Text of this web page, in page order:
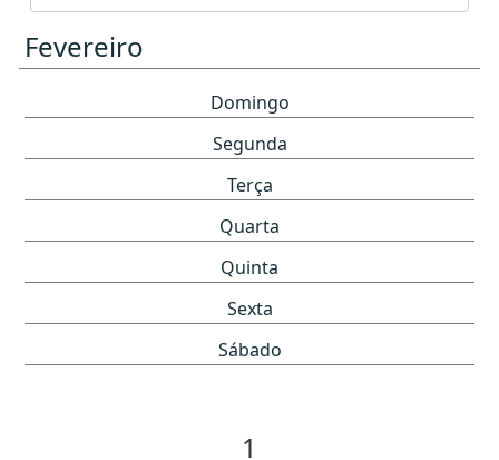
Fevereiro
Domingo
Segunda
Terça
Quarta
Quinta
Sexta
Sábado
1